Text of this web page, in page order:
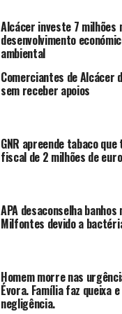
Alcácer investe 7 milhões
desenvolvimento
ambiental
Comerciantes de Alcácer
sem receber apoios
GNR apreende tabaco
fiscal de 2 milhões de
APA desaconselha
Milfontes devido a
Homem morre nas
Évora. Família faz queixa
negligência.